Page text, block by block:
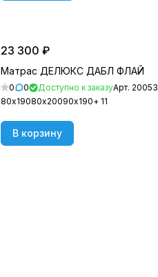
23 300 ₽
Матрас ДЕЛЮКС ДАБЛ ФЛАЙ
0 0 Доступно к заказуАрт. 20053
80х19080х20090х190+ 11
В корзину